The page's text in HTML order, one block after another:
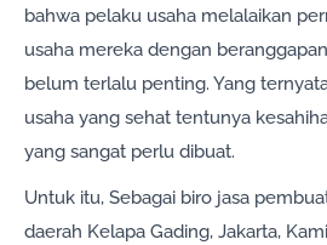
bahwa pelaku usaha melalaikan
usaha mereka dengan
belum terlalu penting. Yang
usaha yang sehat tentunya
yang sangat perlu dibuat.
Untuk itu, Sebagai biro jasa
daerah Kelapa Gading, Jakarta,